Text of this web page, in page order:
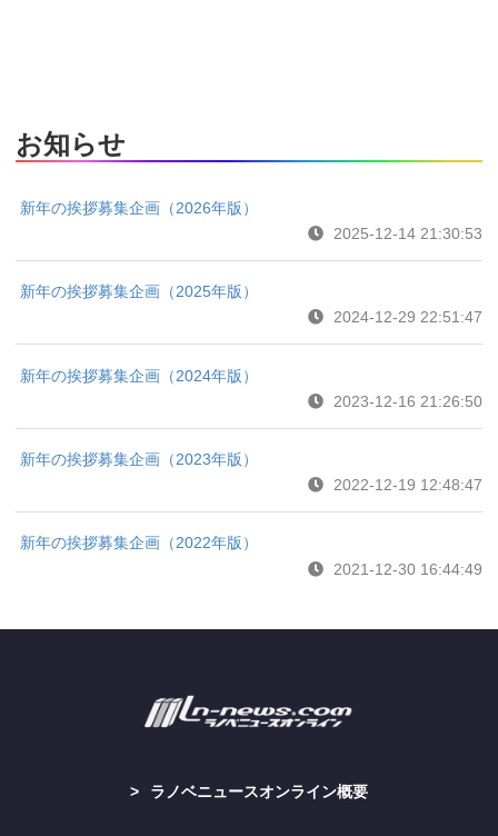
お知らせ
新年の挨拶募集企画（2026年版）
2025-12-14 21:30:53
新年の挨拶募集企画（2025年版）
2024-12-29 22:51:47
新年の挨拶募集企画（2024年版）
2023-12-16 21:26:50
新年の挨拶募集企画（2023年版）
2022-12-19 12:48:47
新年の挨拶募集企画（2022年版）
2021-12-30 16:44:49
ラノベニュースオンライン概要